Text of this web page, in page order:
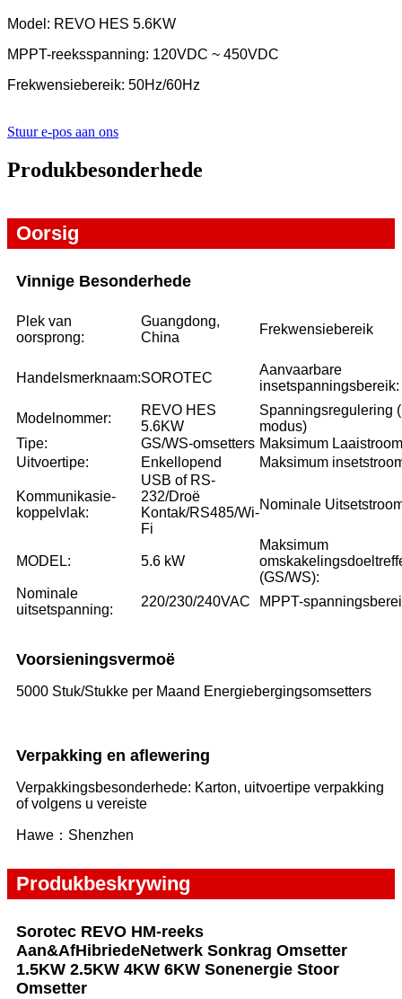
Model: REVO HES 5.6KW
MPPT-reeksspanning: 120VDC ~ 450VDC
Frekwensiebereik: 50Hz/60Hz
Stuur e-pos aan ons
Produkbesonderhede
Oorsig
Vinnige Besonderhede
Plek van
oorsprong:
Guangdong,
China
Frekwensiebereik
Handelsmerknaam:SOROTEC
Aanvaarbare
insetspanningsbereik:
Modelnommer:
REVO HES
5.6KW
Spanningsregulering
modus)
Tipe:
GS/WS-omsetters Maksimum
Uitvoertipe:
Enkellopend Maksimum
Kommunikasie-
koppelvlak:
USB of RS-
232/Droë
Kontak/RS485/Wi-
Fi
Nominale
MODEL: 5.6 kW
Maksimum
(GS/WS):
Nominale
uitsetspanning:
220/230/240VAC MPPT-
Voorsieningsvermoë
5000 Stuk/Stukke per Maand Energiebergingsomsetters
Verpakking en aflewering
Verpakkingsbesonderhede: Karton, uitvoertipe verpakking
of volgens u vereiste
Hawe：Shenzhen
Produkbeskrywing
Sorotec REVO HM-reeks
Aan&AfHibriedeNetwerk Sonkrag Omsetter
1.5KW 2.5KW 4KW 6KW Sonenergie Stoor
Omsetter